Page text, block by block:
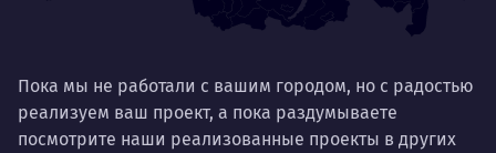
Пока мы не работали с вашим городом, но с радостью
реализуем ваш проект, а пока раздумываете
посмотрите наши реализованные проекты в других